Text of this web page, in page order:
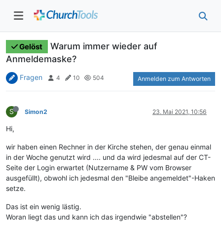
Gelöst
Warum immer wieder auf
Anmeldemaske?
Fragen 4 10 504 Anmelden zum Antworten
S Simon2 23. Mai 2021, 10:56
Hi,
wir haben einen Rechner in der Kirche stehen, der genau einmal
in der Woche genutzt wird .... und da wird jedesmal auf der CT-
Seite der Login erwartet (Nutzername & PW vom Browser
ausgefüllt), obwohl ich jedesmal den "Bleibe angemeldet"-Haken
setze.
Das ist ein wenig lästig.
Woran liegt das und kann ich das irgendwie "abstellen"?